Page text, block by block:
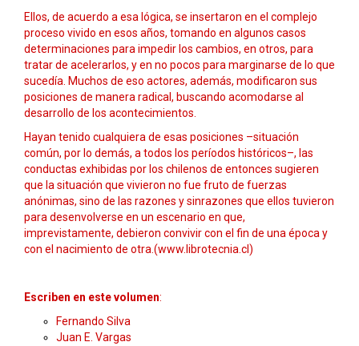
Ellos, de acuerdo a esa lógica, se insertaron en el complejo
proceso vivido en esos años, tomando en algunos casos
determinaciones para impedir los cambios, en otros, para
tratar de acelerarlos, y en no pocos para marginarse de lo que
sucedía. Muchos de eso actores, además, modificaron sus
posiciones de manera radical, buscando acomodarse al
desarrollo de los acontecimientos.
Hayan tenido cualquiera de esas posiciones –situación
común, por lo demás, a todos los períodos históricos–, las
conductas exhibidas por los chilenos de entonces sugieren
que la situación que vivieron no fue fruto de fuerzas
anónimas, sino de las razones y sinrazones que ellos tuvieron
para desenvolverse en un escenario en que,
imprevistamente, debieron convivir con el fin de una época y
con el nacimiento de otra.(www.librotecnia.cl)
Escriben en este volumen:
Fernando Silva
Juan E. Vargas